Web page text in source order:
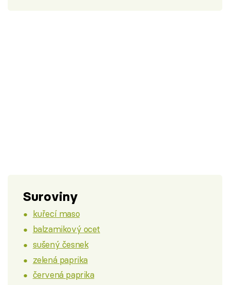
Suroviny
kuřecí maso
balzamikový ocet
sušený česnek
zelená paprika
červená paprika